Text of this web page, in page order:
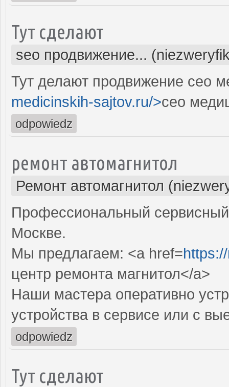
Тут сделают
seo продвижение...
Тут делают продвижение сео
medicinskih-sajtov.ru/>сео
odpowiedz
ремонт автомагнитол
Ремонт автомагнитол
Профессиональный
Москве.
Мы предлагаем: <a href=
центр ремонта магнитол</a>
Наши мастера оперативно
устройства в сервисе или с
odpowiedz
Тут сделают